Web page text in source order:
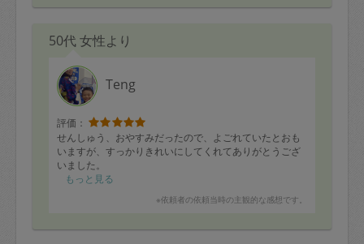
50代 女性より
Teng
評価：
せんしゅう、おやすみだったので、よごれていたとおも
いますが、すっかりきれいにしてくれてありがとうござ
いました。
もっと見る
※依頼者の依頼当時の主観的な感想です。